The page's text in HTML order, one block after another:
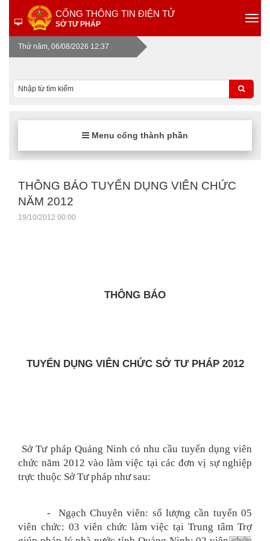
CỔNG THÔNG TIN ĐIỆN TỬ
SỞ TƯ PHÁP
Thứ năm, 06/08/2026 12:37
Menu cổng thành phần
THÔNG BÁO TUYỂN DỤNG VIÊN CHỨC
NĂM 2012
19/10/2012 00:00
THÔNG BÁO
TUYỂN DỤNG VIÊN CHỨC SỞ TƯ PHÁP 2012
Sở Tư pháp Quảng Ninh có nhu cầu tuyển dụng viên
chức năm 2012 vào làm việc tại các đơn vị sự nghiệp
trực thuộc Sở Tư pháp như sau:
- Ngạch Chuyên viên: số lượng cần tuyển 05
viên chức: 03 viên chức làm việc tại Trung tâm Trợ